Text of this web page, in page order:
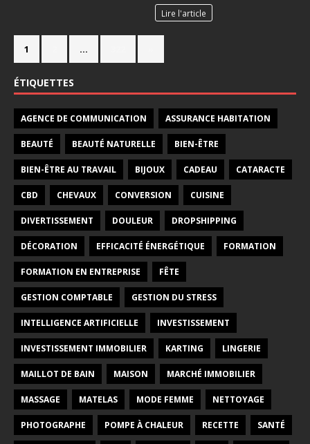
Lire l'article
1 …
ÉTIQUETTES
AGENCE DE COMMUNICATION ASSURANCE HABITATION
BEAUTÉ BEAUTÉ NATURELLE BIEN-ÊTRE
BIEN-ÊTRE AU TRAVAIL BIJOUX CADEAU CATARACTE
CBD CHEVAUX CONVERSION CUISINE
DIVERTISSEMENT DOULEUR DROPSHIPPING
DÉCORATION EFFICACITÉ ÉNERGÉTIQUE FORMATION
FORMATION EN ENTREPRISE FÊTE
GESTION COMPTABLE GESTION DU STRESS
INTELLIGENCE ARTIFICIELLE INVESTISSEMENT
INVESTISSEMENT IMMOBILIER KARTING LINGERIE
MAILLOT DE BAIN MAISON MARCHÉ IMMOBILIER
MASSAGE MATELAS MODE FEMME NETTOYAGE
PHOTOGRAPHE POMPE À CHALEUR RECETTE SANTÉ